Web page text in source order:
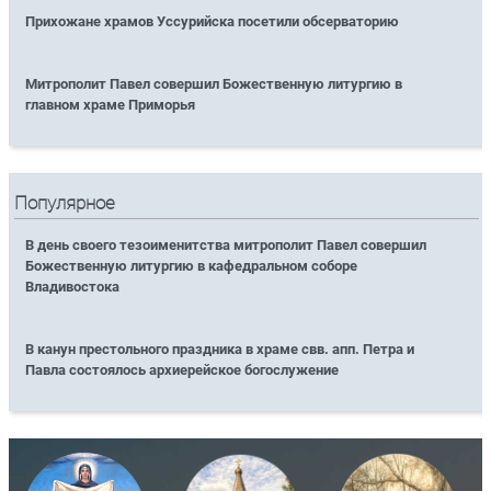
Прихожане храмов Уссурийска посетили обсерваторию
Митрополит Павел совершил Божественную литургию в
главном храме Приморья
Популярное
В день своего тезоименитства митрополит Павел совершил
Божественную литургию в кафедральном соборе
Владивостока
В канун престольного праздника в храме свв. апп. Петра и
Павла состоялось архиерейское богослужение